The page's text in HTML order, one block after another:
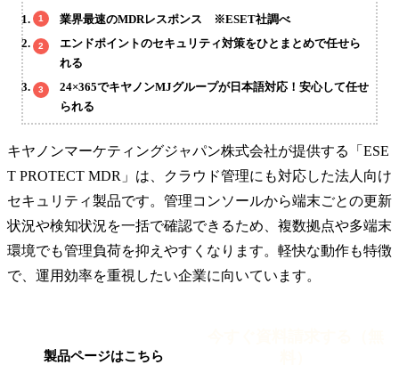
業界最速のMDRレスポンス ※ESET社調べ
エンドポイントのセキュリティ対策をひとまとめで任せら
れる
24×365でキヤノンMJグループが日本語対応！安心して任せ
られる
キヤノンマーケティングジャパン株式会社が提供する「ESE
T PROTECT MDR」は、クラウド管理にも対応した法人向け
セキュリティ製品です。管理コンソールから端末ごとの更新
状況や検知状況を一括で確認できるため、複数拠点や多端末
環境でも管理負荷を抑えやすくなります。軽快な動作も特徴
で、運用効率を重視したい企業に向いています。
製品ページはこちら